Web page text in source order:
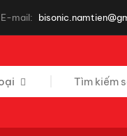
E-mail: